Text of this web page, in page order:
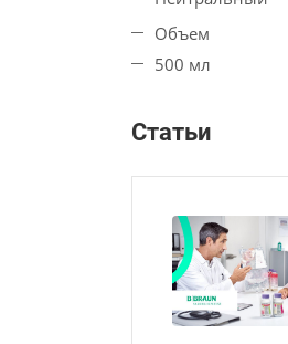
Объем
500 мл
Статьи